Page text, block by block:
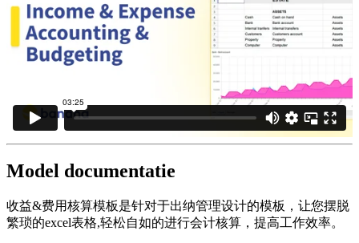
Model documentatie
收益&费用核算模板是针对于出纳管理设计的模板，让您摆脱
繁琐的excel表格,轻松自如的进行会计核算，提高工作效率。